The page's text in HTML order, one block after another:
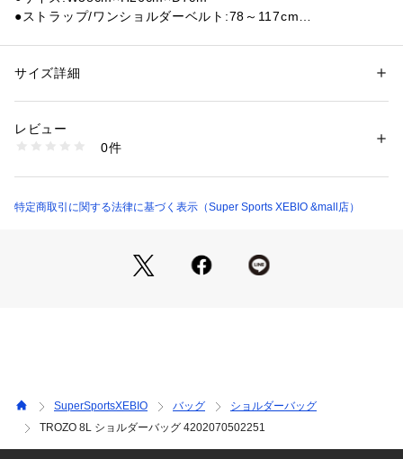
●ストラップ/ワンショルダーベルト:78～117cm
●デイリーユースからアウトドアシーンまで多目的に利用可能
●ジッパー開閉式のメインコンパートメント
●背面にスリーブポケット2つ
使用したTrozo Shoulder Bag。大きなメインコンパートメン
●メーカーカラー表記:Reishi
予告なく変更することがあります。あらかじめご了承くださ
い。コトパクシ COTOPAXI スーパースポーツゼビオ ゼビオ S
uper Sports XEBIO BAG バッグ カバン かばん 鞄 カジュアル
性別：レディース
商品番号：
10882678001 （ショップ）
サイズ詳細
レビュー
0件
特定商取引に関する法律に基づく表示（Super Sports XEBIO &mall店）
SuperSportsXEBIO バッグ
ショルダーバッグ
TROZO 8L ショルダーバッグ 4202070502251